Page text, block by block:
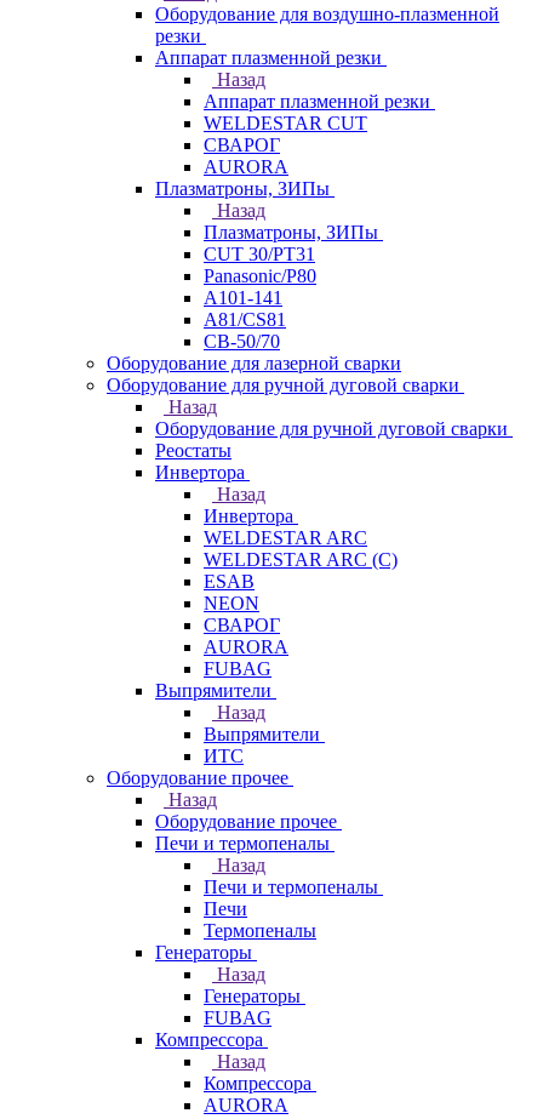
Оборудование для воздушно-плазменной
резки
Аппарат плазменной резки
Назад
Аппарат плазменной резки
WELDESTAR CUT
СВАРОГ
AURORA
Плазматроны, ЗИПы
Назад
Плазматроны, ЗИПы
CUT 30/PT31
Panasonic/P80
А101-141
А81/CS81
СВ-50/70
Оборудование для лазерной сварки
Оборудование для ручной дуговой сварки
Назад
Оборудование для ручной дуговой сварки
Реостаты
Инвертора
Назад
Инвертора
WELDESTAR ARC
WELDESTAR ARC (С)
ESAB
NEON
СВАРОГ
AURORA
FUBAG
Выпрямители
Назад
Выпрямители
ИТС
Оборудование прочее
Назад
Оборудование прочее
Печи и термопеналы
Назад
Печи и термопеналы
Печи
Термопеналы
Генераторы
Назад
Генераторы
FUBAG
Компрессора
Назад
Компрессора
AURORA